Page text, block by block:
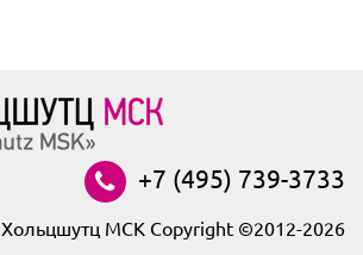
+7 (495) 739-3733
Хольцшутц МСК Copyright ©2012-2026